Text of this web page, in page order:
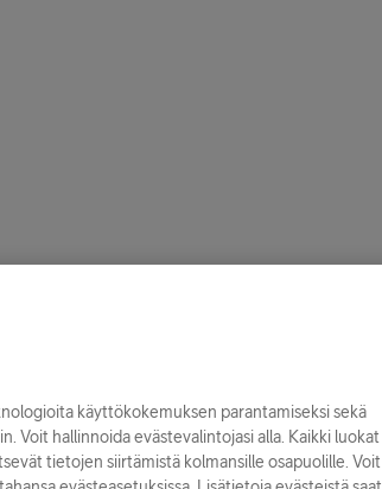
käyttökokemuksen parantamiseksi sekä
Voit hallinnoida evästevalintojasi alla. Kaikki luokat
tietojen siirtämistä kolmansille osapuolille. Voit